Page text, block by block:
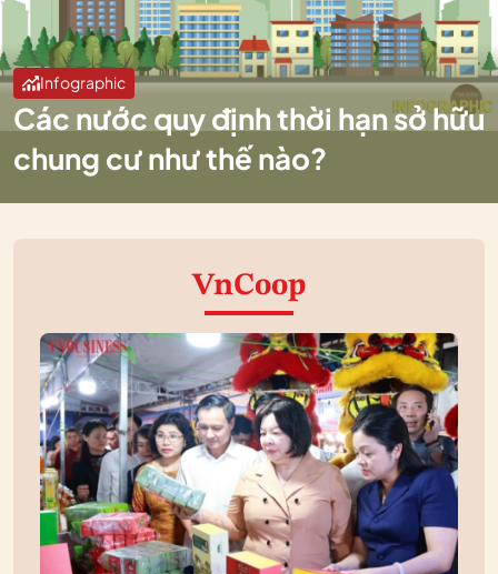
Infographic
Các nước quy định thời hạn sở hữu
chung cư như thế nào?
VnCoop